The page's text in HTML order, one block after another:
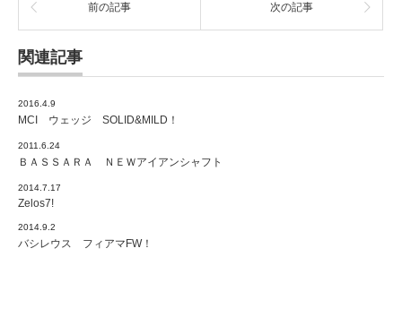
前の記事 次の記事
関連記事
2016.4.9
MCI ウェッジ SOLID&MILD！
2011.6.24
ＢＡＳＳＡＲＡ ＮＥＷアイアンシャフト
2014.7.17
Zelos7!
2014.9.2
バシレウス フィアマFW！